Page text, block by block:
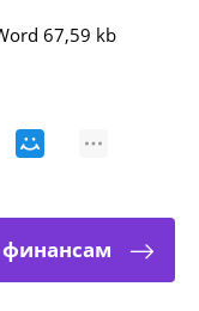
67,59 kb